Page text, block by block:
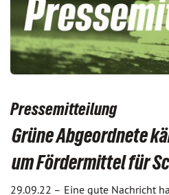
Pressemitteilung
Grüne Abgeordnete
um Fördermittel für
29.09.22 – Eine gute Nachricht